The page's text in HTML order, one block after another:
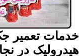
خدمات تعمیر
هیدرولیک در